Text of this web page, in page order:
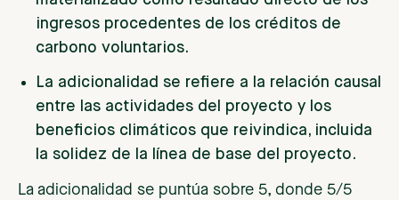
ingresos procedentes de los créditos de
carbono voluntarios.
La adicionalidad se refiere a la relación causal
entre las actividades del proyecto y los
beneficios climáticos que reivindica, incluida
la solidez de la línea de base del proyecto.
La adicionalidad se puntúa sobre 5, donde 5/5